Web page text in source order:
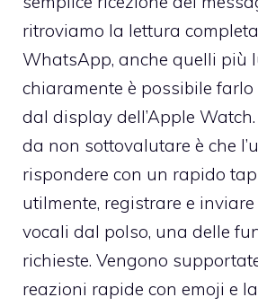
ritroviamo la lettura
WhatsApp, anche quelli più
chiaramente è possibile
dal display dell’Apple
da non sottovalutare è che
rispondere con un rapido
utilmente, registrare e
vocali dal polso, una delle
richieste. Vengono
reazioni rapide con emoji e la